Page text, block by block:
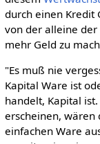
durch einen Kredit
von der alleine der
mehr Geld zu
"Es muß nie
Kapital Ware ist
handelt, Kapital
erscheinen,
einfachen Ware